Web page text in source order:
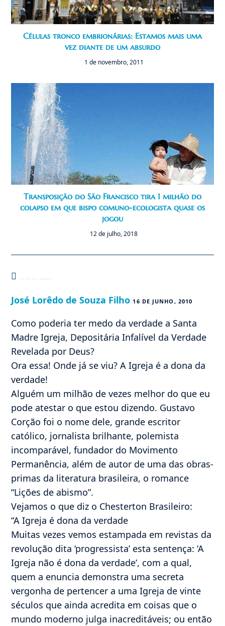
Células tronco embrionárias: Estamos mais uma
vez diante de um absurdo
1 de novembro, 2011
Transposição do São Francisco tira 1 milhão do
colapso em que bispo comuno-ecologista quase os
jogou
12 de julho, 2018
Este post tem 4 comentários
José Lorêdo de Souza Filho 16 DE JUNHO, 2010
Como poderia ter medo da verdade a Santa
Madre Igreja, Depositária Infalível da Verdade
Revelada por Deus?
Ora essa! Onde já se viu? A Igreja é a dona da
verdade!
Alguém um milhão de vezes melhor do que eu
pode atestar o que estou dizendo. Gustavo
Corção foi o nome dele, grande escritor
católico, jornalista brilhante, polemista
incomparável, fundador do Movimento
Permanência, além de autor de uma das obras-
primas da literatura brasileira, o romance
“Lições de abismo”.
Vejamos o que diz o Chesterton Brasileiro:
“A Igreja é dona da verdade
Muitas vezes vemos estampada em revistas da
revolução dita ‘progressista’ esta sentença: ‘A
Igreja não é dona da verdade’, com a qual,
quem a enuncia demonstra uma secreta
vergonha de pertencer a uma Igreja de vinte
séculos que ainda acredita em coisas que o
mundo moderno julga inacreditáveis; ou então